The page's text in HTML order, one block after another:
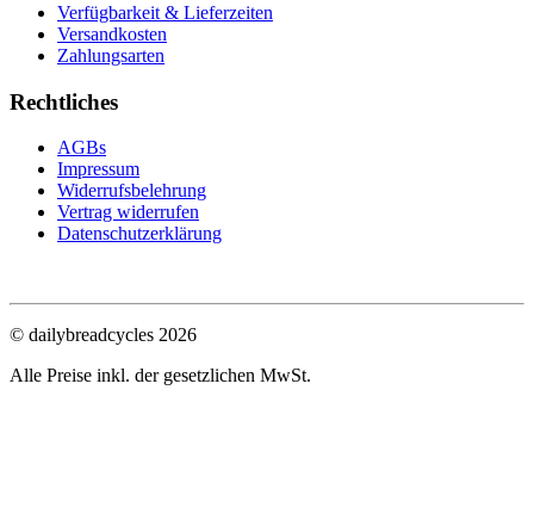
Verfügbarkeit & Lieferzeiten
Versandkosten
Zahlungsarten
Rechtliches
AGBs
Impressum
Widerrufsbelehrung
Vertrag widerrufen
Datenschutzerklärung
© dailybreadcycles 2026
Alle Preise inkl. der gesetzlichen MwSt.